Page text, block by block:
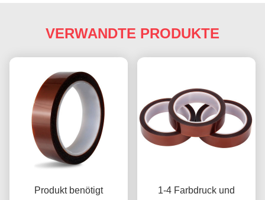
VERWANDTE PRODUKTE
Produkt benötigt
1-4 Farbdruck und